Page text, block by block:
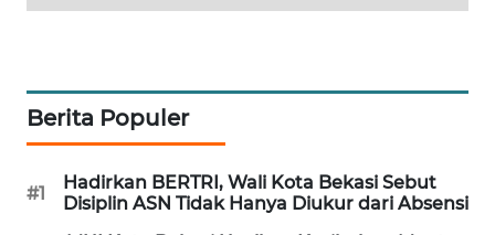
Berita Populer
#1
Hadirkan BERTRI, Wali Kota Bekasi Sebut
Disiplin ASN Tidak Hanya Diukur dari Absensi
NEWS
NEWS
ANUGERAH
NEWS